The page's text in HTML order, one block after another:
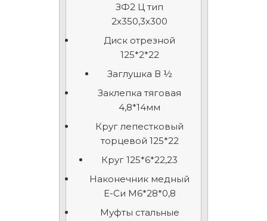
ЗФ2 Ц тип
2х350,3х300
Диск отрезной
125*2*22
Заглушка В ½
Заклепка тяговая
4,8*14мм
Круг лепестковый
торцевой 125*22
Круг 125*6*22,23
Наконечник медный
Е-Си М6*28*0,8
Муфты стальные